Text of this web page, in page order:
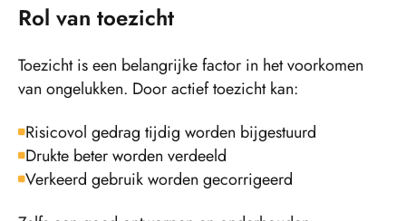
Rol van toezicht
Toezicht is een belangrijke factor in het voorkomen
van ongelukken. Door actief toezicht kan:
Risicovol gedrag tijdig worden bijgestuurd
Drukte beter worden verdeeld
Verkeerd gebruik worden gecorrigeerd